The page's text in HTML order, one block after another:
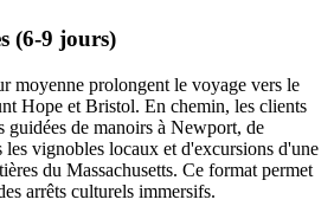
(6-9 jours)
moyenne prolongent le voyage vers le
Hope et Bristol. En chemin, les clients
guidées de manoirs à Newport, de
les vignobles locaux et d'excursions d'une
du Massachusetts. Ce format permet
arrêts culturels immersifs.